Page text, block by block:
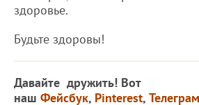
здоровье.
Будьте здоровы!
Давайте дружить! Вот
наш Фейсбук, Pinterest, Телеграм